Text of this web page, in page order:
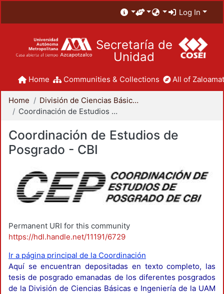
Log In
Secretaría de
Unidad
Home Communities & Collections All of
Home
División de Ciencias Básicas e Ingeniería
Coordinación de Estudios de Posgrado - CBI
Coordinación de Estudios de
Posgrado - CBI
Permanent URI for this community
https://hdl.handle.net/11191/6729
Ir a página principal de la Coordinación
Aquí se encuentran depositadas en texto completo, las
tesis de posgrado emanadas de los diferentes posgrados
de la División de Ciencias Básicas e Ingeniería de la UAM